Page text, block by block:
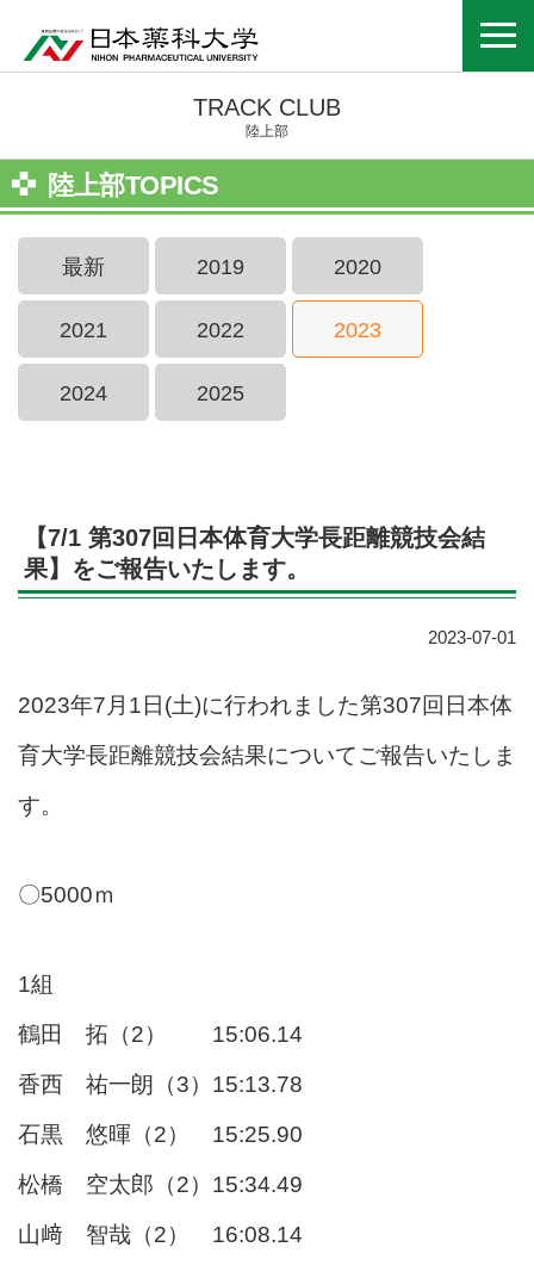
TRACK CLUB
陸上部
陸上部TOPICS
最新 2019 2020
2021 2022 2023
2024 2025
【7/1 第307回日本体育大学長距離競技会結
果】をご報告いたします。
2023-07-01
2023年7月1日(土)に行われました第307回日本体
育大学長距離競技会結果についてご報告いたしま
す。
〇5000ｍ
1組
鶴田 拓（2） 15:06.14
香西 祐一朗（3）15:13.78
石黒 悠暉（2） 15:25.90
松橋 空太郎（2）15:34.49
山﨑 智哉（2） 16:08.14